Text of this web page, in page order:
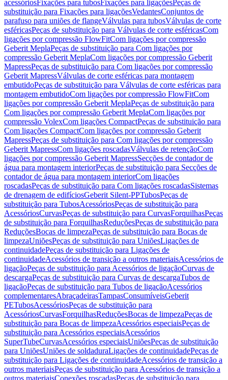
acessóriosFixações para tubosFixações para ligaçõesPeças de
substituição para Fixações para ligaçõesVedantesConjuntos de
parafuso para uniões de flangeVálvulas para tubosVálvulas de corte
esféricasPeças de substituição para Válvulas de corte esféricasCom
ligações por compressão FlowFitCom ligações por compressão
Geberit MeplaPeças de substituição para Com ligações por
compressão Geberit MeplaCom ligações por compressão Geberit
MapressPeças de substituição para Com ligações por compressão
Geberit MapressVálvulas de corte esféricas para montagem
embutidoPeças de substituição para Válvulas de corte esféricas para
montagem embutidoCom ligações por compressão FlowFitCom
ligações por compressão Geberit MeplaPeças de substituição para
Com ligações por compressão Geberit MeplaCom ligações por
compressão VolexCom ligações CompactPeças de substituição para
Com ligações CompactCom ligações por compressão Geberit
MapressPeças de substituição para Com ligações por compressão
Geberit MapressCom ligações roscadasVálvulas de retençãoCom
ligações por compressão Geberit MapressSecções de contador de
água para montagem interiorPeças de substituição para Secções de
contador de água para montagem interiorCom ligações
roscadasPeças de substituição para Com ligações roscadasSistemas
de drenagem de edifíciosGeberit Silent-PPTubosPeças de
substituição para TubosAcessóriosPeças de substituição para
AcessóriosCurvasPeças de substituição para CurvasForquilhasPeças
de substituição para ForquilhasReduçõesPeças de substituição para
ReduçõesBocas de limpezaPeças de substituição para Bocas de
limpezaUniõesPeças de substituição para UniõesLigações de
continuidadePeças de substituição para Ligações de
continuidadeAcessórios de transição a outros materiaisAcessórios de
ligaçãoPeças de substituição para Acessórios de ligaçãoCurvas de
descargaPeças de substituição para Curvas de descargaTubos de
ligaçãoPeças de substituição para Tubos de ligaçãoAcessórios
complementaresAbraçadeirasTampasConsumíveisGeberit
PETubosAcessóriosPeças de substituição para
AcessóriosCurvasForquilhasReduçõesBocas de limpezaPeças de
substituição para Bocas de limpezaAcessórios especiaisPeças de
substituição para Acessórios especiaisAcessórios
SuperTubeCurvasAcessórios especiaisUniõesPeças de substituição
para UniõesUniões de soldaduraLigações de continuidadePeças de
substituição para Ligações de continuidadeAcessórios de transição a
outros materiaisPeças de substituição para Acessórios de transição a
outros materiaisConexões roscadasPeças de substituição para